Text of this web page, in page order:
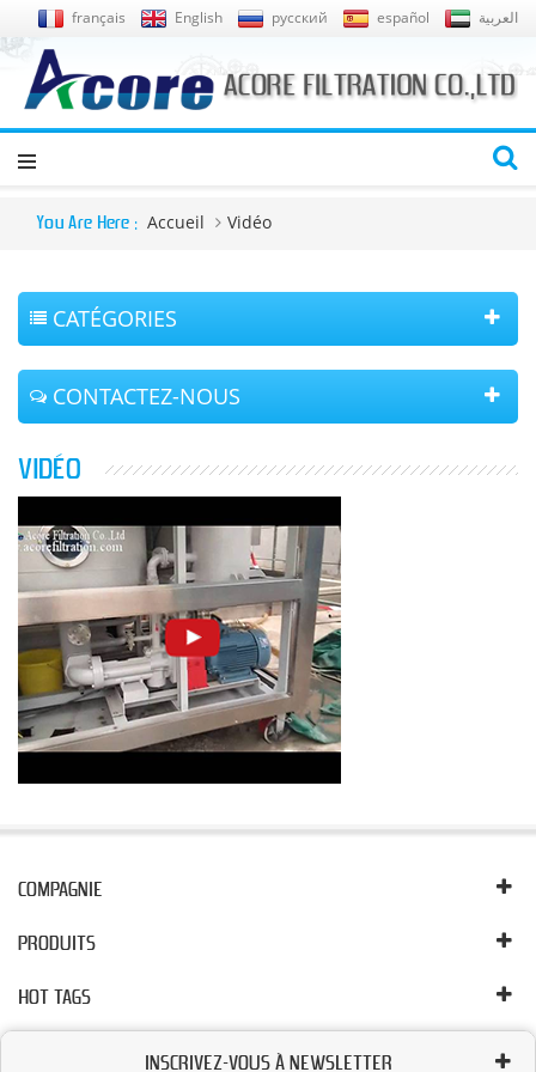
français English русский español العربية
You Are Here : Accueil Vidéo
CATÉGORIES
CONTACTEZ-NOUS
VIDÉO
COMPAGNIE
PRODUITS
HOT TAGS
INSCRIVEZ-VOUS À NEWSLETTER